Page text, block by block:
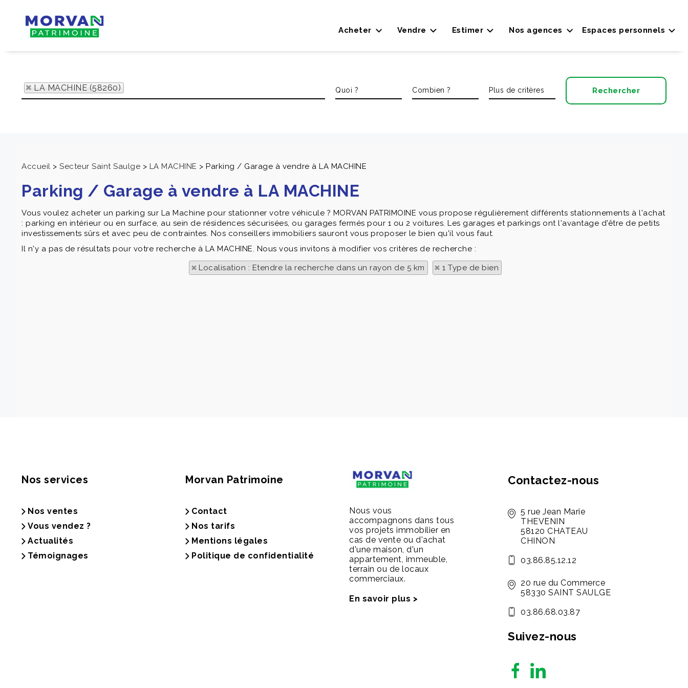
Espaces personnels
Acheter Vendre Estimer Nos agences
LA MACHINE (58260)
Accueil > Secteur Saint Saulge > LA MACHINE > Parking / Garage à vendre à LA MACHINE
Parking / Garage à vendre à LA MACHINE
Vous voulez acheter un parking sur La Machine pour stationner votre véhicule ? MORVAN PATRIMOINE vous propose régulièrement différents stationnements à l'achat
: parking en intérieur ou en surface, au sein de résidences sécurisées, ou garages fermés pour 1 ou 2 voitures. Les garages et parkings ont l'avantage d'être de petits
investissements sûrs et avec peu de contraintes. Nos conseillers immobiliers sauront vous proposer le bien qu'il vous faut.
Il n'y a pas de résultats pour votre recherche à LA MACHINE. Nous vous invitons à modifier vos critères de recherche :
Localisation : Etendre la recherche dans un rayon de 5 km 1 Type de bien
Nos services
Nos ventes
Vous vendez ?
Actualités
Témoignages
Morvan Patrimoine
Contact
Nos tarifs
Mentions légales
Politique de confidentialité
Nous vous
accompagnons dans tous
vos projets immobilier en
cas de vente ou d'achat
d'une maison, d'un
appartement, immeuble,
terrain ou de locaux
commerciaux.
En savoir plus >
Contactez-nous
5 rue Jean Marie
THEVENIN
58120 CHATEAU
CHINON
03.86.85.12.12
20 rue du Commerce
58330 SAINT SAULGE
03.86.68.03.87
Suivez-nous